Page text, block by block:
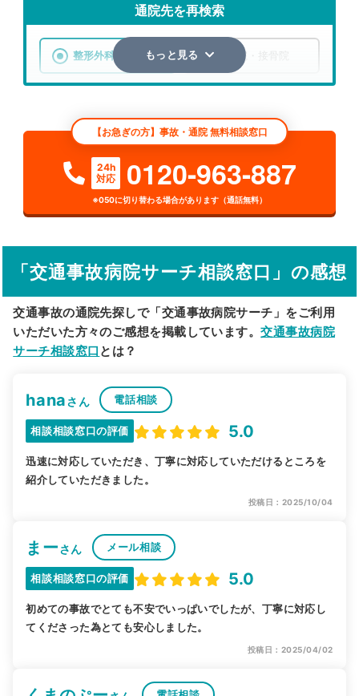
通院先を再検索
整形外科 整骨院・接骨院
検索する
詳細条件で絞り込む
その他の検索方法
駅から探す 院名から探す
もっと見る
【お急ぎの方】事故・通院 無料相談窓口
24h
対応
0120-963-887
※050に切り替わる場合があります（通話無料）
「交通事故病院サーチ相談窓口」の感想
交通事故の通院先探しで「交通事故病院サーチ」をご利用
いただいた方々のご感想を掲載しています。交通事故病院
サーチ相談窓口 とは？
hanaさん 電話相談
相談相談窓口の評価 5.0
迅速に対応していただき、丁寧に対応していただけるところを
紹介していただきました。
投稿日：2025/10/04
まーさん メール相談
相談相談窓口の評価 5.0
初めての事故でとても不安でいっぱいでしたが、丁寧に対応し
てくださった為とても安心しました。
投稿日：2025/04/02